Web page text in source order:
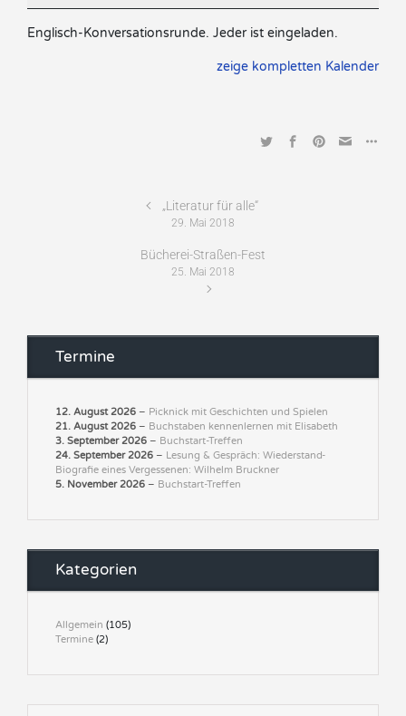
Englisch-Konversationsrunde. Jeder ist eingeladen.
zeige kompletten Kalender
„Literatur für alle“
29. Mai 2018
Bücherei-Straßen-Fest
25. Mai 2018
Termine
12. August 2026 – Picknick mit Geschichten und Spielen
21. August 2026 – Buchstaben kennenlernen mit Elisabeth
3. September 2026 – Buchstart-Treffen
24. September 2026 – Lesung & Gespräch: Wiederstand-
Biografie eines Vergessenen: Wilhelm Bruckner
5. November 2026 – Buchstart-Treffen
Kategorien
Allgemein (105)
Termine (2)